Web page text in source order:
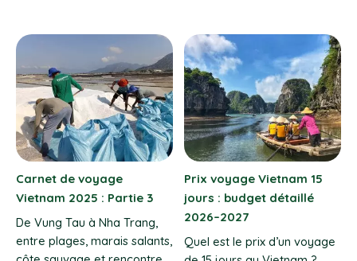
15
voyage
Voyage Vietnam prix
2026 – 2027 : quel budget
prévoir ?
Quel budget pour un voyage
Carnet de voyage
Vietnam 2025 :
étape au cœur des